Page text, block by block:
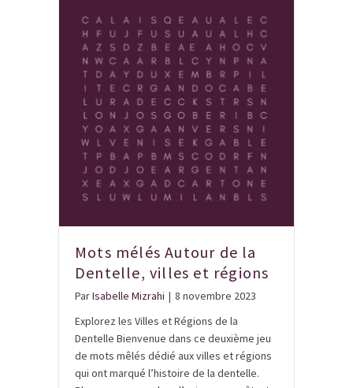
Mots mélés Autour de la
Dentelle, villes et régions
ParIsabelle Mizrahi | 8 novembre 2023
Explorez les Villes et Régions de la
Dentelle Bienvenue dans ce deuxième jeu
de mots mêlés dédié aux villes et régions
qui ont marqué l’histoire de la dentelle.